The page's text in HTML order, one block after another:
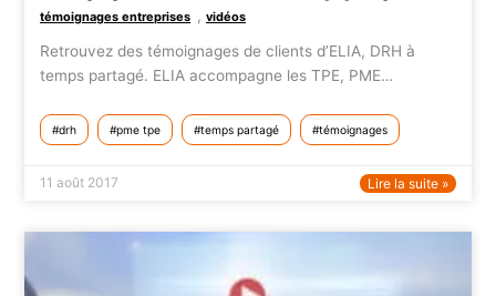
témoignages entreprises ,vidéos
Retrouvez des témoignages de clients d’ELIA, DRH à
temps partagé. ELIA accompagne les TPE, PME…
drh pme tpe temps partagé témoignages
11 août 2017 Lire la suite »